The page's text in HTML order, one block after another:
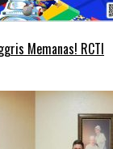
Memanas! RCTI